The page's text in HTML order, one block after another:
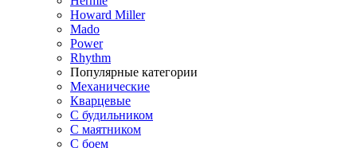
Howard Miller
Mado
Power
Rhythm
Популярные категории
Механические
Кварцевые
С будильником
С маятником
С боем